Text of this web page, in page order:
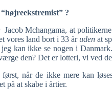
?
Mchangama, at
vores land bort i 33 åruden at
kan ikke se nogen i
den? Det er lotteri, vi ved
først, når de ikke mere kan
på at skabe i årtier.